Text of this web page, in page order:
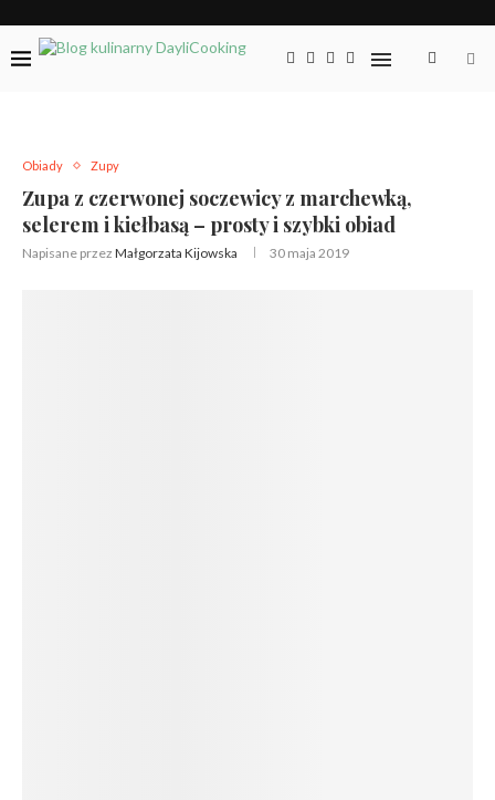
Obiady Zupy
Zupa z czerwonej soczewicy z marchewką,
selerem i kiełbasą – prosty i szybki obiad
Napisane przez Małgorzata Kijowska 30 maja 2019